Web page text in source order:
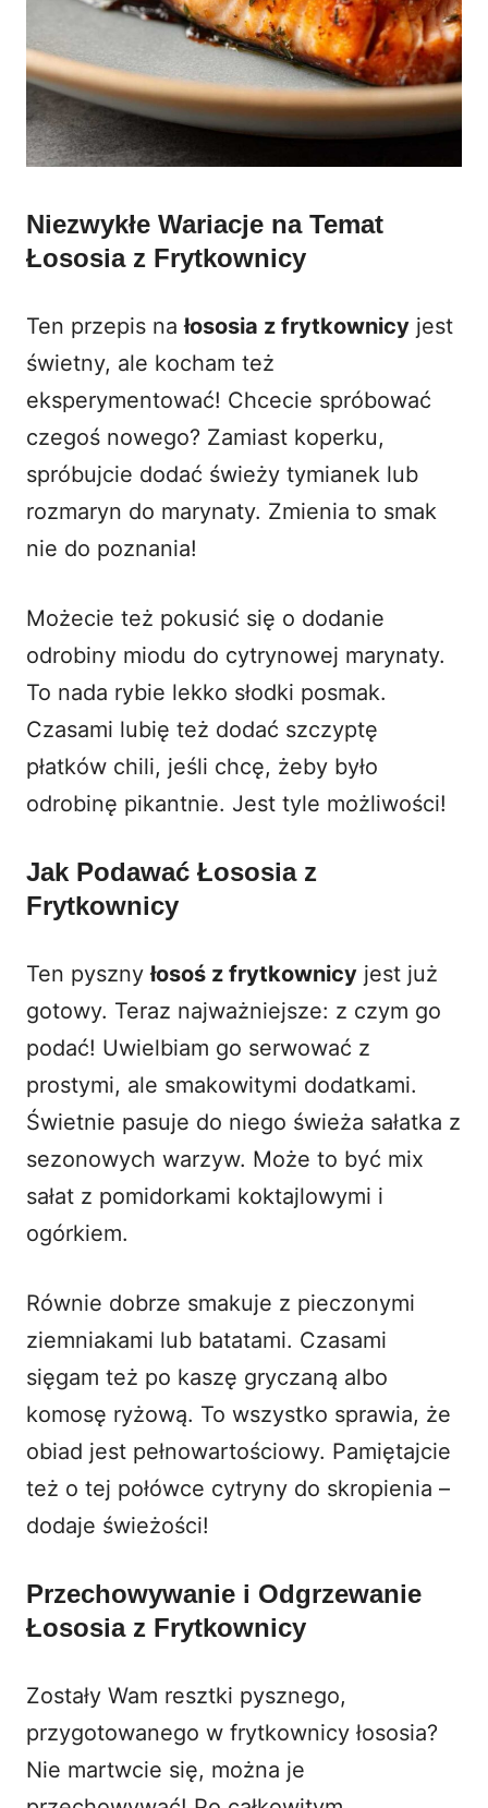
Niezwykłe Wariacje na Temat
Łososia z Frytkownicy
Ten przepis nałososia z frytkownicy jest
świetny, ale kocham też
eksperymentować! Chcecie spróbować
czegoś nowego? Zamiast koperku,
spróbujcie dodać świeży tymianek lub
rozmaryn do marynaty. Zmienia to smak
nie do poznania!
Możecie też pokusić się o dodanie
odrobiny miodu do cytrynowej marynaty.
To nada rybie lekko słodki posmak.
Czasami lubię też dodać szczyptę
płatków chili, jeśli chcę, żeby było
odrobinę pikantnie. Jest tyle możliwości!
Jak Podawać Łososia z
Frytkownicy
Ten pysznyłosoś z frytkownicy jest już
gotowy. Teraz najważniejsze: z czym go
podać! Uwielbiam go serwować z
prostymi, ale smakowitymi dodatkami.
Świetnie pasuje do niego świeża sałatka z
sezonowych warzyw. Może to być mix
sałat z pomidorkami koktajlowymi i
ogórkiem.
Równie dobrze smakuje z pieczonymi
ziemniakami lub batatami. Czasami
sięgam też po kaszę gryczaną albo
komosę ryżową. To wszystko sprawia, że
obiad jest pełnowartościowy. Pamiętajcie
też o tej połówce cytryny do skropienia –
dodaje świeżości!
Przechowywanie i Odgrzewanie
Łososia z Frytkownicy
Zostały Wam resztki pysznego,
przygotowanego w frytkownicy łososia?
Nie martwcie się, można je